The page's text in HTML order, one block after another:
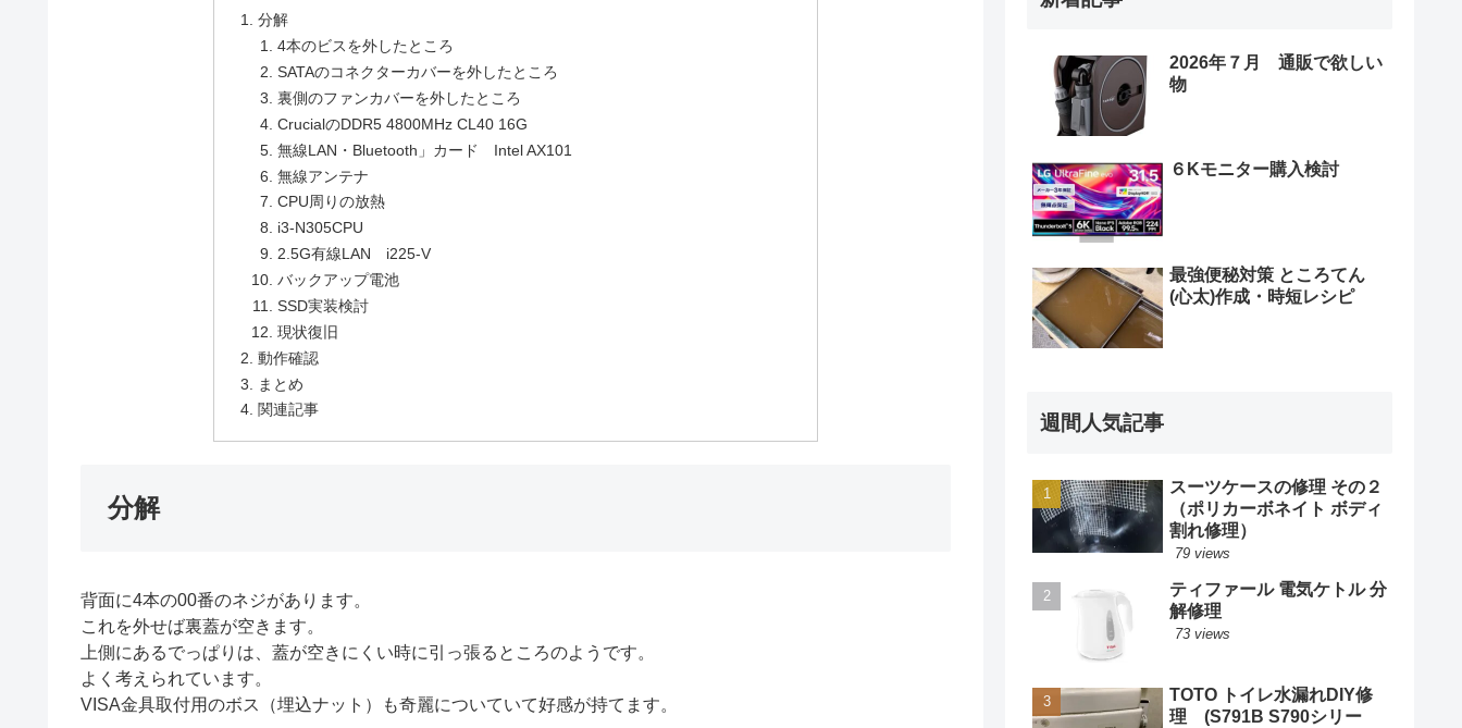
分解
4本のビスを外したところ
SATAのコネクターカバーを外したところ
裏側のファンカバーを外したところ
CrucialのDDR5 4800MHz CL40 16G
無線LAN・Bluetooth」カード Intel AX101
無線アンテナ
CPU周りの放熱
i3-N305CPU
2.5G有線LAN i225-V
バックアップ電池
SSD実装検討
現状復旧
動作確認
まとめ
関連記事
分解
背面に4本の00番のネジがあります。
これを外せば裏蓋が空きます。
上側にあるでっぱりは、蓋が空きにくい時に引っ張るところのようです。
よく考えられています。
VISA金具取付用のボス（埋込ナット）も奇麗についていて好感が持てます。
2026年７月 通販で欲しい
物
６Kモニター購入検討
最強便秘対策 ところてん
(心太)作成・時短レシピ
週間人気記事
スーツケースの修理 その２
（ポリカーボネイト ボディ
割れ修理）
79 views
ティファール 電気ケトル 分
解修理
73 views
TOTO トイレ水漏れDIY修
理 (S791B S790シリー